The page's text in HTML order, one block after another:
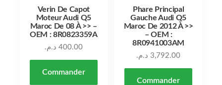
Verin De Capot
Moteur Audi Q5
Maroc De 08 À >> –
OEM : 8R0823359A
400.00 د.م.
Commander
Phare Principal
Gauche Audi Q5
Maroc De 2012 À >>
– OEM :
8R0941003AM
3,792.00 د.م.
Commander